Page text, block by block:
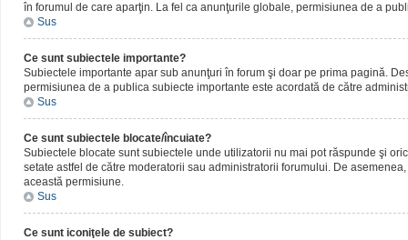
în forumul de care aparţin. La fel ca anunţurile globale, permisiunea de a
Sus
Ce sunt subiectele importante?
Subiectele importante apar sub anunţuri în forum şi doar pe prima pagină.
permisiunea de a publica subiecte importante este acordată de către
Sus
Ce sunt subiectele blocate/încuiate?
Subiectele blocate sunt subiectele unde utilizatorii nu mai pot răspunde şi
setate astfel de către moderatorii sau administratorii forumului. De
această permisiune.
Sus
Ce sunt iconiţele de subiect?